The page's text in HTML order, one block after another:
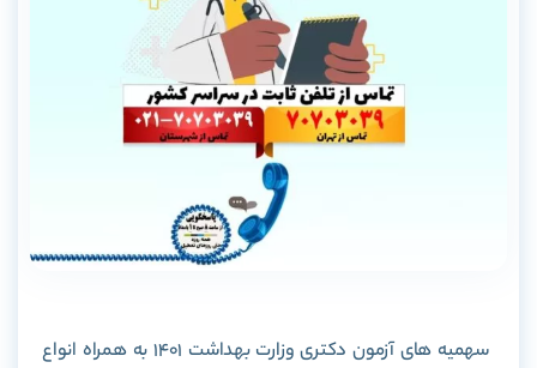
سهمیه های آزمون دکتری وزارت بهداشت 1401 به همراه انواع